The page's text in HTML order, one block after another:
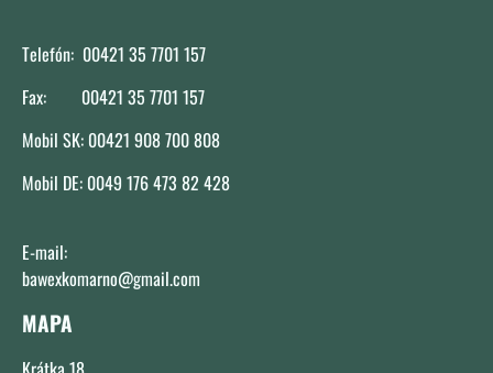
Telefón: 00421 35 7701 157
Fax: 00421 35 7701 157
Mobil SK: 00421 908 700 808
Mobil DE: 0049 176 473 82 428
E-mail:
bawexkomarno@gmail.com
MAPA